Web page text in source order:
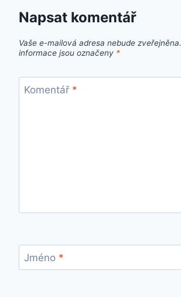
Napsat komentář
Vaše e-mailová adresa nebude zveřejněna.
informace jsou označeny *
Komentář *
Jméno *